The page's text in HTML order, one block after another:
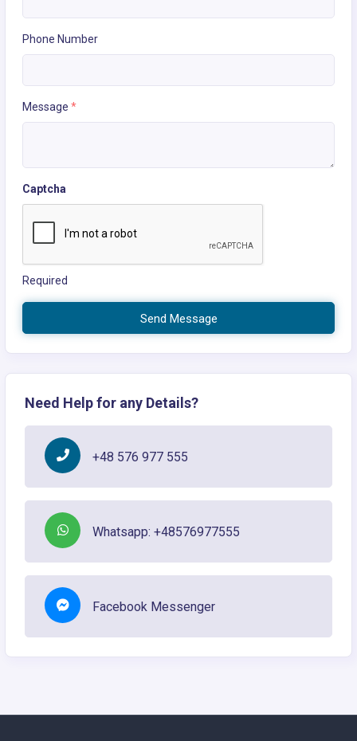
Phone Number
Message *
Captcha
Required
Send Message
Need Help for any Details?
+48 576 977 555
Whatsapp: +48576977555
Facebook Messenger